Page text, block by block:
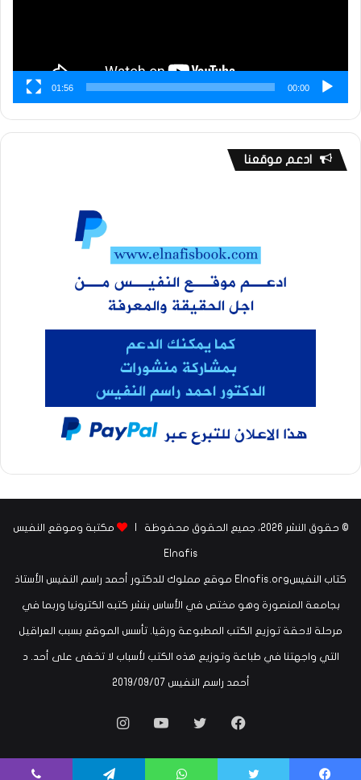
00:00
01:56
ادعم موقعنا
© حقوق النشر 2026، جميع الحقوق محفوظة | مكتبة وموقع النفيس
Elnafis
كتاب النفيسElnafis.org موقع مملوك للدكتور أحمد راسم النفيس الأستاذ
بجامعة المنصورة وهو مختص في الأساس بنشر كتبه الكترونيا وربما في
مرحلة لاحقة توزيع الكتب المطبوعة ورقيا. تأسس الموقع بسبب العراقيل
التي واجهتنا في طباعة وتوزيع هذه الكتب لأسباب لا تخفى على أحد. د
أحمد راسم النفيس ‏07‏/09‏/2019
فيسبوكتويتر يوتيوبانستقرام